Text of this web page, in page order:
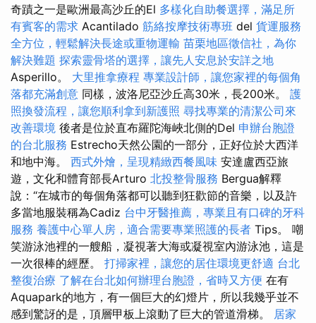
奇蹟之一是歐洲最高沙丘的El 多樣化自助餐選擇，滿足所
有賓客的需求 Acantilado 筋絡按摩技術專班 del 貨運服務
全方位，輕鬆解決長途或重物運輸 苗栗地區徵信社，為你
解決難題 探索靈骨塔的選擇，讓先人安息於安詳之地
Asperillo。 大里推拿療程 專業設計師，讓您家裡的每個角
落都充滿創意 同樣，波洛尼亞沙丘高30米，長200米。 護
照換發流程，讓您順利拿到新護照 尋找專業的清潔公司來
改善環境 後者是位於直布羅陀海峽北側的Del 申辦台胞證
的台北服務 Estrecho天然公園的一部分，正好位於大西洋
和地中海。 西式外燴，呈現精緻西餐風味 安達盧西亞旅
遊，文化和體育部長Arturo 北投整骨服務 Bergua解釋
說：“在城市的每個角落都可以聽到狂歡節的音樂，以及許
多當地服裝稱為Cadiz 台中牙醫推薦，專業且有口碑的牙科
服務 養護中心單人房，適合需要專業照護的長者 Tips。 嘲
笑游泳池裡的一艘船，凝視著大海或凝視室內游泳池，這是
一次很棒的經歷。 打掃家裡，讓您的居住環境更舒適 台北
整復治療 了解在台北如何辦理台胞證，省時又方便 在有
Aquapark的地方，有一個巨大的幻燈片，所以我幾乎並不
感到驚訝的是，頂層甲板上滾動了巨大的管道滑梯。 居家